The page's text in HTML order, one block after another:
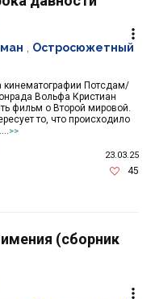
кинематографии Потсдам/
Вольфа Кристиан
фильм о Второй мировой.
то, что происходило
>>
Остросюжетный
23.03.25
45
(сборник